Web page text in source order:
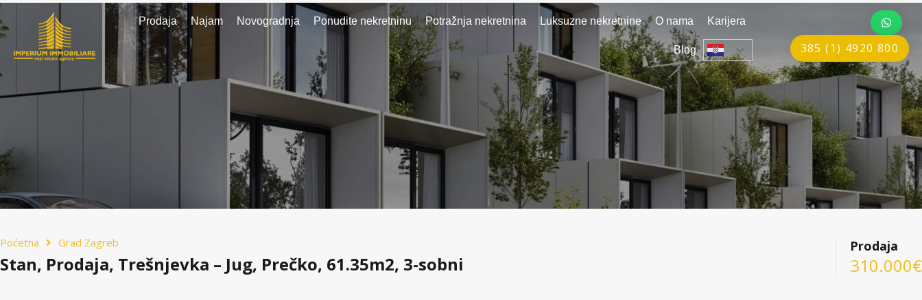
Prodaja Najam Novogradnja Ponudite nekretninu Potražnja nekretnina Luksuzne nekretnine O nama Karijera
Blog 385 (1) 4920 800
Poćetna Grad Zagreb
Stan, Prodaja, Trešnjevka – Jug, Prečko, 61.35m2, 3-sobni
Prodaja
310.000€